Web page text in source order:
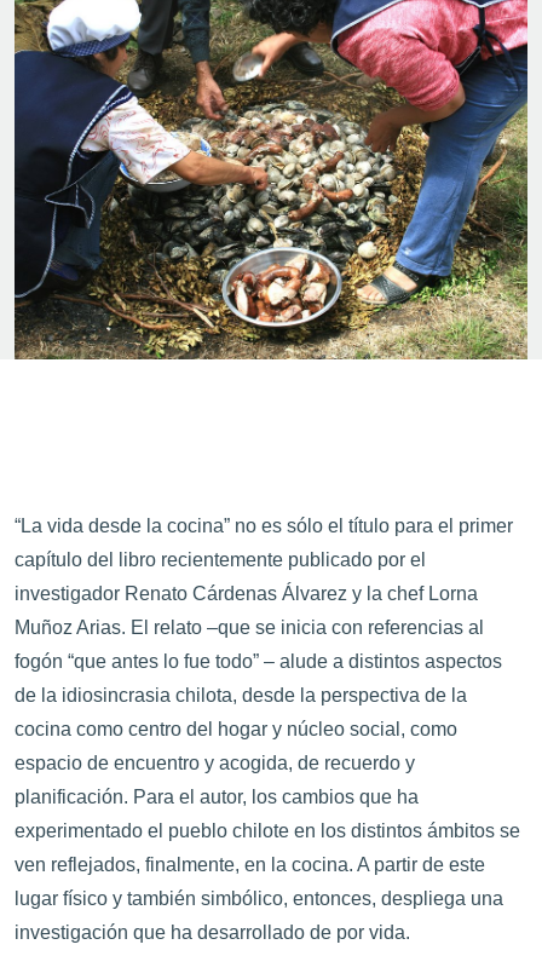
“La vida desde la cocina” no es sólo el título para el primer
capítulo del libro recientemente publicado por el
investigador Renato Cárdenas Álvarez y la chef Lorna
Muñoz Arias. El relato –que se inicia con referencias al
fogón “que antes lo fue todo” – alude a distintos aspectos
de la idiosincrasia chilota, desde la perspectiva de la
cocina como centro del hogar y núcleo social, como
espacio de encuentro y acogida, de recuerdo y
planificación. Para el autor, los cambios que ha
experimentado el pueblo chilote en los distintos ámbitos se
ven reflejados, finalmente, en la cocina. A partir de este
lugar físico y también simbólico, entonces, despliega una
investigación que ha desarrollado de por vida.